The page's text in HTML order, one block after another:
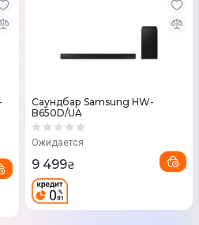
Саундбар Samsung HW-
B650D/UA
Ожидается
9 499₴